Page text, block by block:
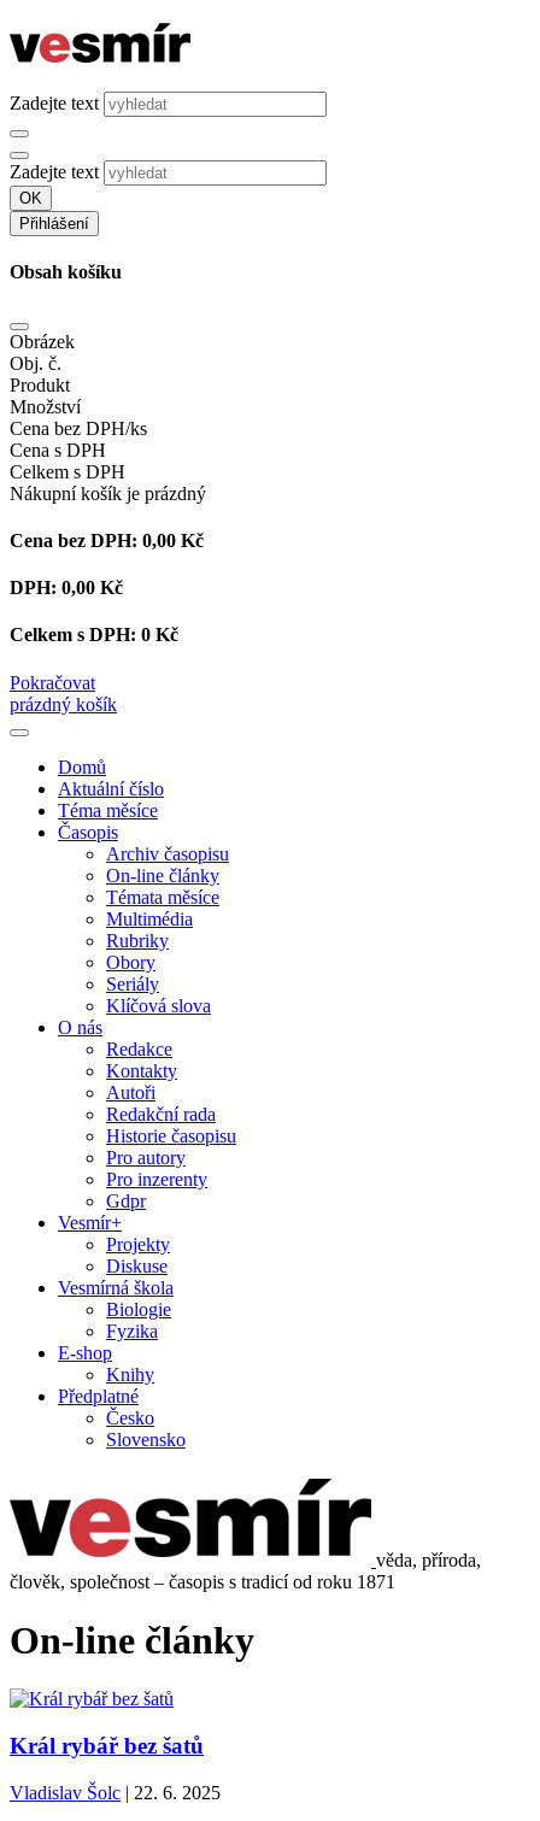
Zadejte text
Zadejte text
OK
Přihlášení
Obsah košíku
Obrázek
Obj. č.
Produkt
Množství
Cena bez DPH/ks
Cena s DPH
Celkem s DPH
Nákupní košík je prázdný
Cena bez DPH: 0,00 Kč
DPH: 0,00 Kč
Celkem s DPH: 0 Kč
Pokračovat
prázdný košík
Domů
Aktuální číslo
Téma měsíce
Časopis
Archiv časopisu
On-line články
Témata měsíce
Multimédia
Rubriky
Obory
Seriály
Klíčová slova
O nás
Redakce
Kontakty
Autoři
Redakční rada
Historie časopisu
Pro autory
Pro inzerenty
Gdpr
Vesmír+
Projekty
Diskuse
Vesmírná škola
Biologie
Fyzika
E-shop
Knihy
Předplatné
Česko
Slovensko
věda, příroda,
člověk, společnost – časopis s tradicí od roku 1871
On-line články
Král rybář bez šatů
Vladislav Šolc | 22. 6. 2025